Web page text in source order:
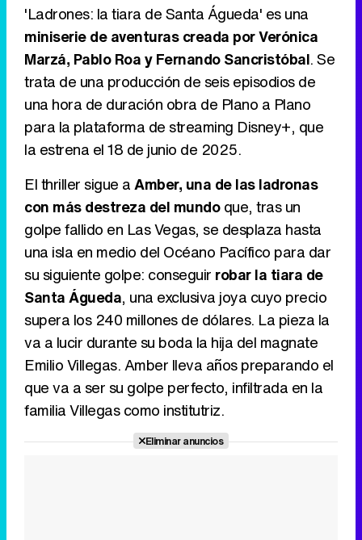
Tráiler de '33 días', la nueva serie de Atresplayer con Julián Villagrán y José Manuel Poga
Tráiler de la tercera temporada de 'The Walking Dead: Dead City' de AMC+
Canción ganadora de Eurovisión 2026: DARA con "Bangaranga" por Bulgaria
'Ladrones: la tiara de Santa Águeda' es una
miniserie de aventuras creada por Verónica
Marzá, Pablo Roa y Fernando Sancristóbal. Se
trata de una producción de seis episodios de
una hora de duración obra de Plano a Plano
para la plataforma de streaming Disney+, que
la estrena el 18 de junio de 2025.
El thriller sigue aAmber, una de las ladronas
con más destreza del mundoque, tras un
golpe fallido en Las Vegas, se desplaza hasta
una isla en medio del Océano Pacífico para dar
su siguiente golpe: conseguir robar la tiara de
Santa Águeda, una exclusiva joya cuyo precio
supera los 240 millones de dólares. La pieza la
va a lucir durante su boda la hija del magnate
Emilio Villegas. Amber lleva años preparando el
que va a ser su golpe perfecto, infiltrada en la
familia Villegas como institutriz.
Eliminar anuncios